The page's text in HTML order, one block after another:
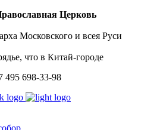
Церковь
Московского и всея Руси
что в Китай-городе
495 698-33-98